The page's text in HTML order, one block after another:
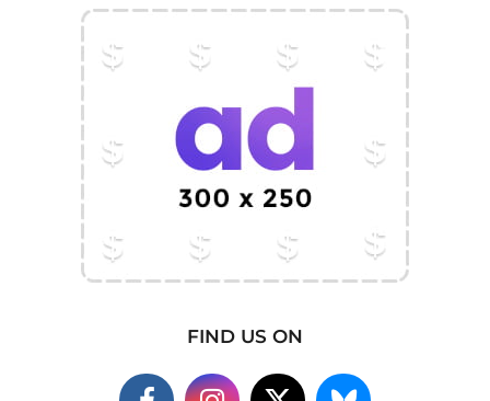
FIND US ON